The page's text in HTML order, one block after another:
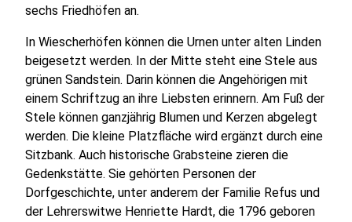
sechs Friedhöfen an.
In Wiescherhöfen können die Urnen unter alten Linden
beigesetzt werden. In der Mitte steht eine Stele aus
grünen Sandstein. Darin können die Angehörigen mit
einem Schriftzug an ihre Liebsten erinnern. Am Fuß der
Stele können ganzjährig Blumen und Kerzen abgelegt
werden. Die kleine Platzfläche wird ergänzt durch eine
Sitzbank. Auch historische Grabsteine zieren die
Gedenkstätte. Sie gehörten Personen der
Dorfgeschichte, unter anderem der Familie Refus und
der Lehrerswitwe Henriette Hardt, die 1796 geboren